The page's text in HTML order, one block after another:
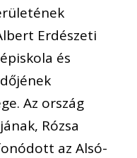
Erdészeti
és
Az ország
Rózsa
az Alsó-